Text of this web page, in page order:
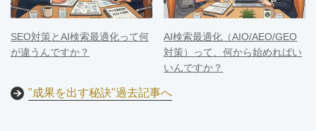
SEO対策とAI検索最適化って何
が違うんですか？
AI検索最適化（AIO/AEO/GEO
対策）って、何から始めればい
いんですか？
"成果を出す秘訣"過去記事へ